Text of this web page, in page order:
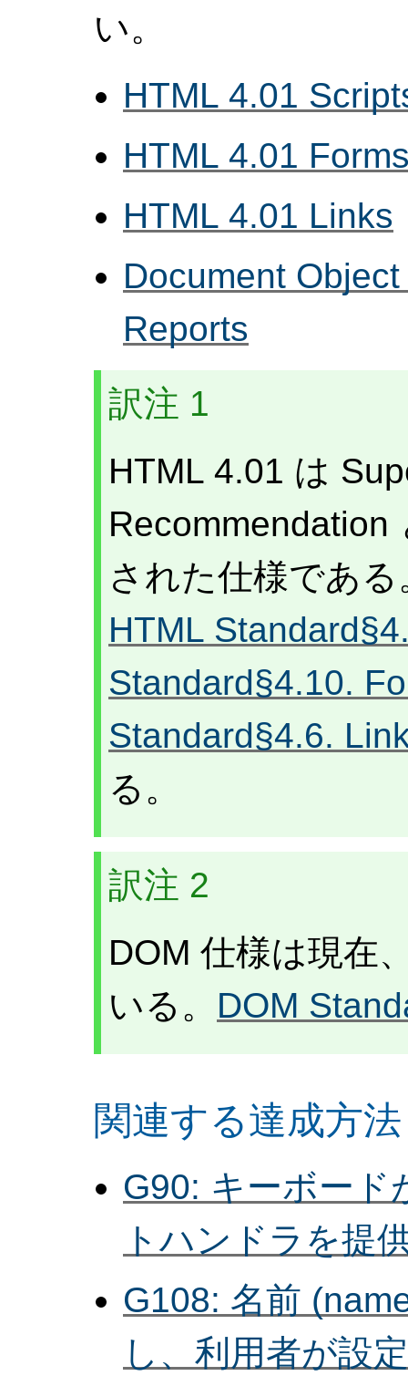
い。
HTML 4.01
HTML 4.01
HTML 4.01 Links
Document
Reports
訳注 1
HTML 4.01 は
Recommendation
された仕様であ
HTML
Standard§4.10.
Standard§4.6.
る。
訳注 2
DOM 仕様は現在
いる。 DOM
関連する達成方法
G90: キーボード
トハンドラを提
G108: 名前
し、利用者が設